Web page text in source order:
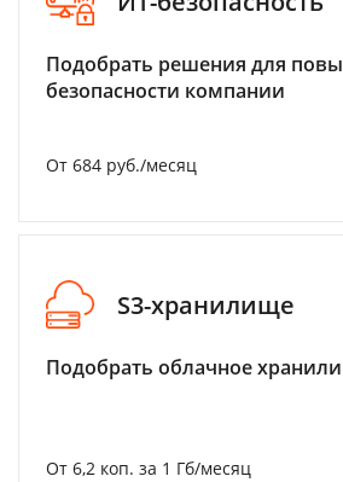
Подобрать решения для
безопасности компании
От 684 руб./месяц
S3-хранилище
Подобрать облачное
От 6,2 коп. за 1 Гб/месяц